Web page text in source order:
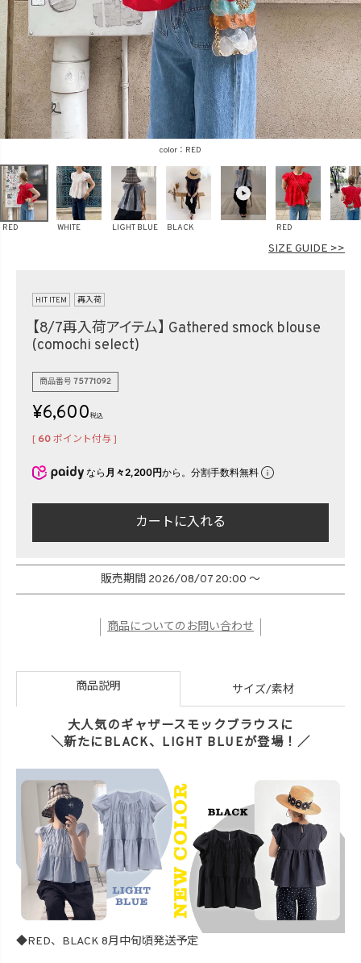
カラー
〜
RED
RED WHITE LIGHT BLUE BLACK RED
SIZE GUIDE >>
HIT ITEM 再入荷
【8/7再入荷アイテム】 Gathered smock blouse
(comochi select)
商品番号 75771092
¥6,600 税込
[ 60ポイント付与 ]
なら 月々2,200円から。分割手数料無料
カートに入れる
販売期間 2026/08/07 20:00 〜
商品についてのお問い合わせ
商品説明 サイズ/素材
大人気のギャザースモックブラウスに
＼新たにBLACK、LIGHT BLUEが登場！／
◆RED、BLACK 8月中旬頃発送予定